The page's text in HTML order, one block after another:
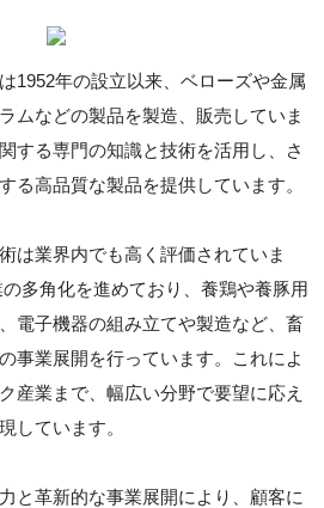
は1952年の設立以来、ベローズや金属
ムなどの製品を製造、販売していま
する専門の知識と技術を活用し、さ
る高品質な製品を提供しています。
は業界内でも高く評価されていま
多角化を進めており、養鶏や養豚用
電子機器の組み立てや製造など、畜
事業展開を行っています。これによ
産業まで、幅広い分野で要望に応え
しています。
と革新的な事業展開により、顧客に